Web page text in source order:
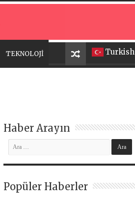
Turkish
TEKNOLOJİ
Haber Arayın
Popüler Haberler